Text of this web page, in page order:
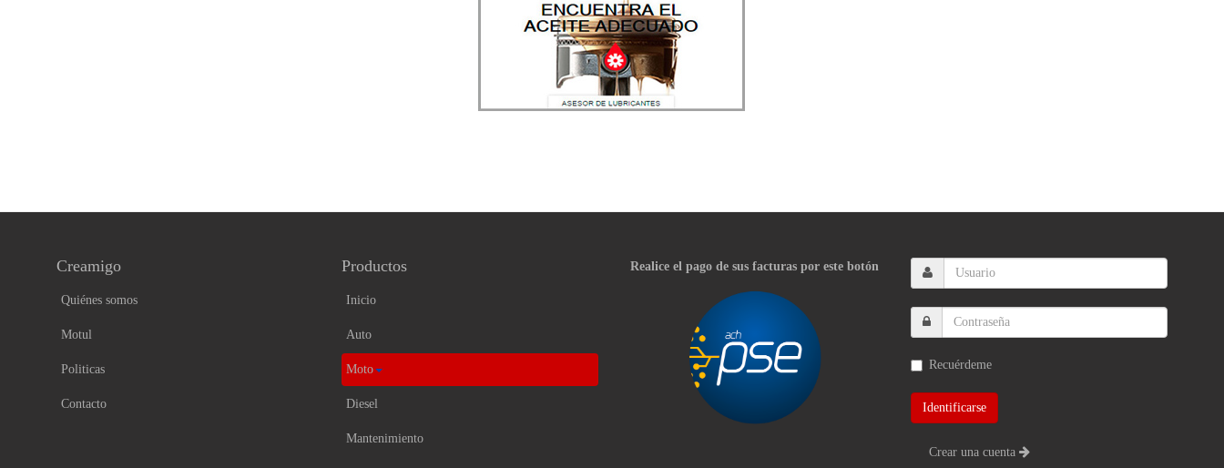
Creamigo
Quiénes somos
Motul
Politicas
Contacto
Productos
Inicio
Auto
Moto
Diesel
Mantenimiento
Realice el pago de sus facturas por este botón
Recuérdeme
Crear una cuenta